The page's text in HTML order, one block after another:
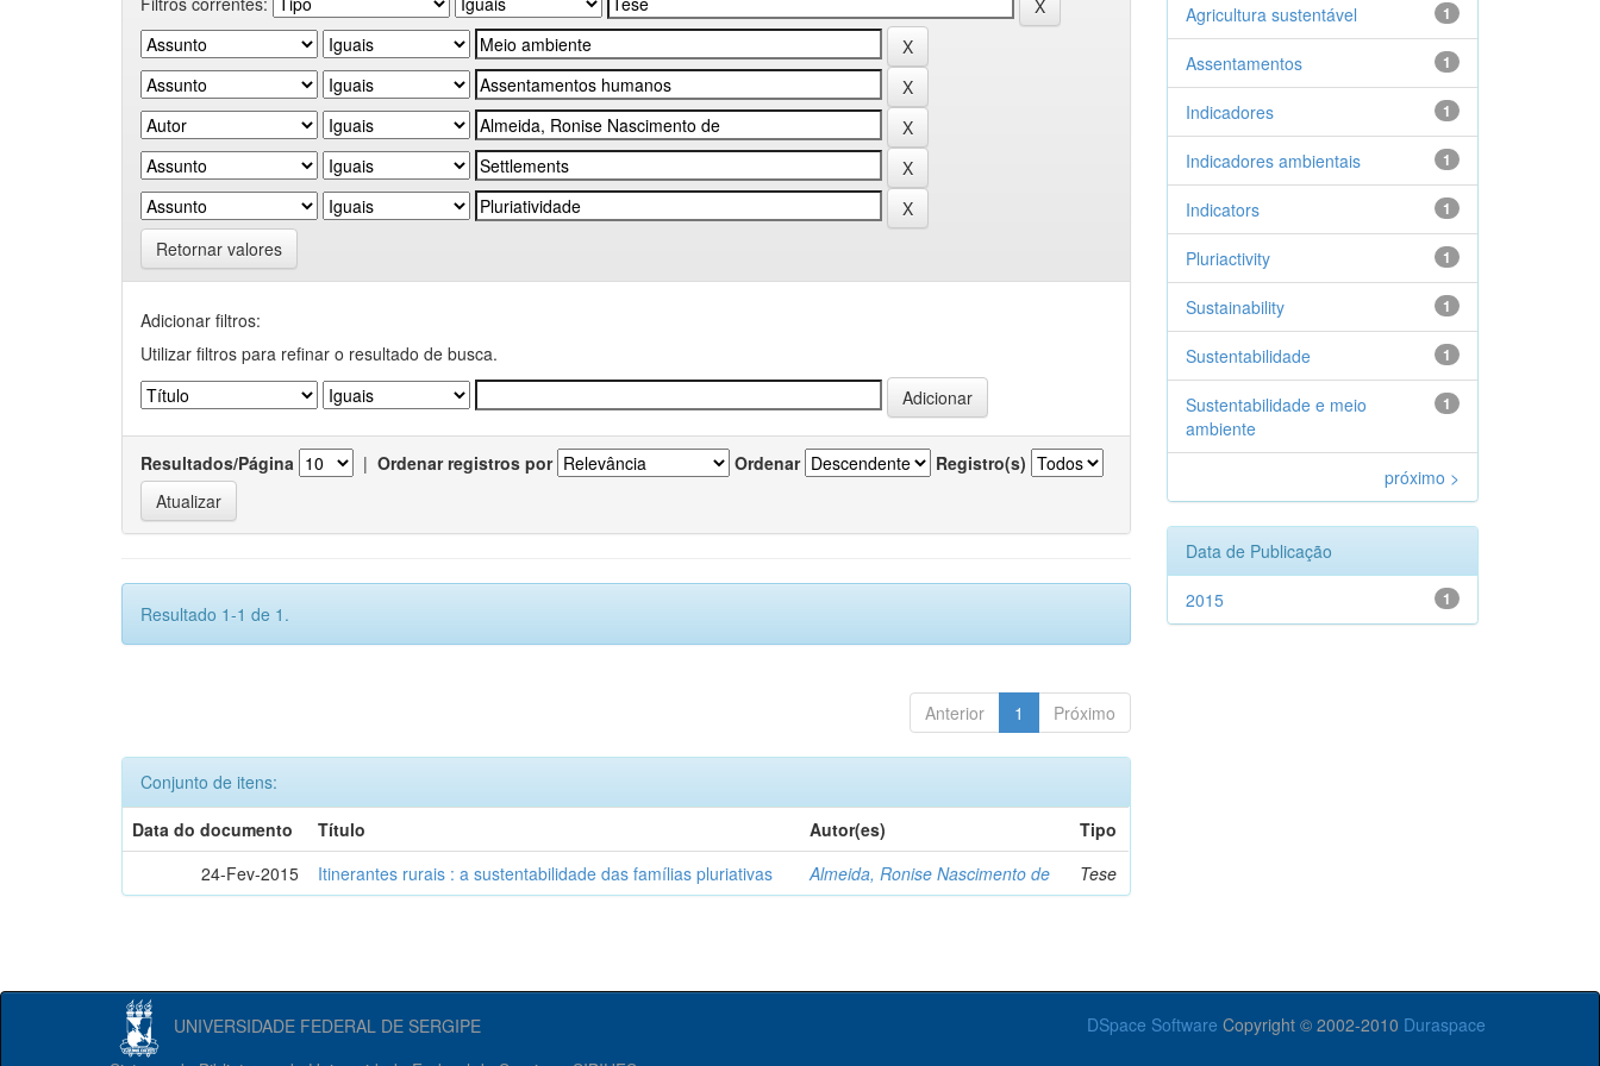
Retornar valores
Adicionar filtros:
Utilizar filtros para refinar o resultado de busca.
Resultados/Página | Ordenar registros por Ordenar Registro(s)
Resultado 1-1 de 1.
Anterior 1 Próximo
Conjunto de itens:
Data do documento
Título Autor(es)
Tipo
24-Fev-2015
Itinerantes rurais : a sustentabilidade das famílias pluriativas Almeida, Ronise Nascimento de Tese
1
Agricultura sustentável
1
Assentamentos
1
Indicadores
1
Indicadores ambientais
1
Indicators
1
Pluriactivity
1
Sustainability
1
Sustentabilidade
1
Sustentabilidade e meio
ambiente
próximo >
Data de Publicação
1
2015
UNIVERSIDADE FEDERAL DE SERGIPE DSpace Software Copyright © 2002-2010 Duraspace